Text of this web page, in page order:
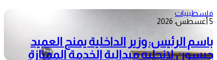
فلسطينيات
5 أغسطس، 2026
باسم الرئيس: وزير الداخلية يمنح العميد
جيسون لانجليه ميدالية الخدمة الممتازة